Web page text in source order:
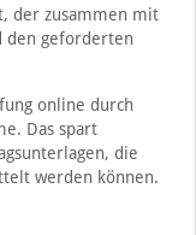
der zusammen mit
den geforderten
online durch
Das spart
die
werden können.